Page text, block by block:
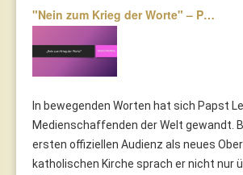
"Nein zum Krieg der Worte" – P…
In bewegenden Worten hat sich Papst
Medienschaffenden der Welt gewandt.
ersten offiziellen Audienz als neues
katholischen Kirche sprach er nicht nur